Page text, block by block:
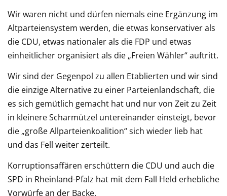
Wir waren nicht und dürfen niemals eine Ergänzung im
Altparteiensystem werden, die etwas konservativer als
die CDU, etwas nationaler als die FDP und etwas
einheitlicher organisiert als die „Freien Wähler“ auftritt.
Wir sind der Gegenpol zu allen Etablierten und wir sind
die einzige Alternative zu einer Parteienlandschaft, die
es sich gemütlich gemacht hat und nur von Zeit zu Zeit
in kleinere Scharmützel untereinander einsteigt, bevor
die „große Allparteienkoalition“ sich wieder lieb hat
und das Fell weiter zerteilt.
Korruptionsaffären erschüttern die CDU und auch die
SPD in Rheinland-Pfalz hat mit dem Fall Held erhebliche
Vorwürfe an der Backe.